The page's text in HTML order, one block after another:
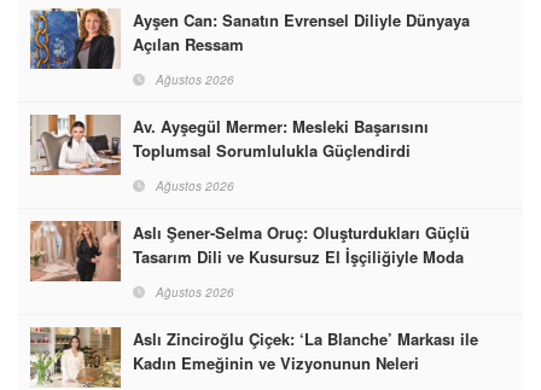
Ayşen Can: Sanatın Evrensel Diliyle Dünyaya
Açılan Ressam
Ağustos 2026
Av. Ayşegül Mermer: Mesleki Başarısını
Toplumsal Sorumlulukla Güçlendirdi
Ağustos 2026
Aslı Şener-Selma Oruç: Oluşturdukları Güçlü
Tasarım Dili ve Kusursuz El İşçiliğiyle Moda
Dünyasına İmzalarını Attılar
Ağustos 2026
Aslı Zinciroğlu Çiçek: ‘La Blanche’ Markası ile
Kadın Emeğinin ve Vizyonunun Neleri